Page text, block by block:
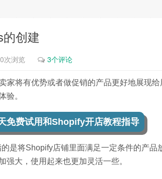
创建
次浏览 3个评论
家将有优势或者做促销的产品更好地展现
验。
免费试用和Shopify开店教程指导
是将Shopify店铺里面满足一定条件的产品
大，使用起来也更加灵活一些。